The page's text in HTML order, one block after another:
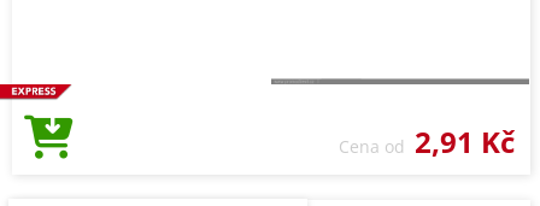
Cena od 2,91 Kč